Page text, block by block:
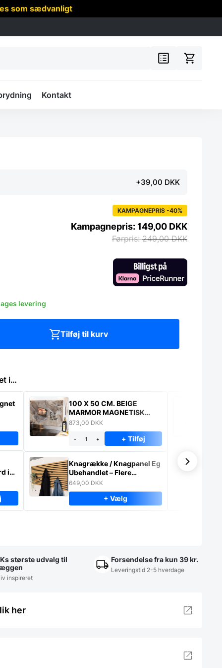
som sædvanligt
Kontakt
+39,00 DKK
KAMPAGNEPRIS -40%
249,00DKK
149,00 DKK
levering
Tilføj til kurv
i…
i
100 X 50 CM. BEIGE
MARMOR MAGNETISK
STÆNKPLADE
873,00 DKK
- + + Tilføj
Knagrække / Knagpanel Eg
Ubehandlet – Flere
størrelser
649,00 DKK
+ Vælg
største udvalg til
inspireret
Forsendelse fra kun 39 kr.
Leveringstid 2-5 hverdage
her